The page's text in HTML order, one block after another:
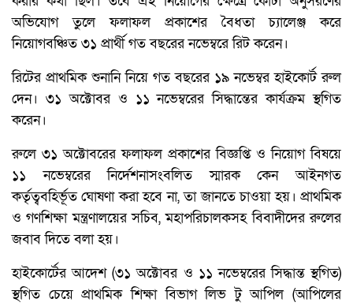
অভিযোগ তুলে ফলাফল প্রকাশের বৈধতা চ্যালেঞ্জ করে
নিয়োগবঞ্চিত ৩১ প্রার্থী গত বছরের নভেম্বরে রিট করেন।
রিটের প্রাথমিক শুনানি নিয়ে গত বছরের ১৯ নভেম্বর হাইকোর্ট রুল
দেন। ৩১ অক্টোবর ও ১১ নভেম্বরের সিদ্ধান্তের কার্যক্রম স্থগিত
করেন।
রুলে ৩১ অক্টোবরের ফলাফল প্রকাশের বিজ্ঞপ্তি ও নিয়োগ বিষয়ে
১১ নভেম্বরের নির্দেশনাসংবলিত স্মারক কেন আইনগত
কর্তৃত্ববহির্ভূত ঘোষণা করা হবে না, তা জানতে চাওয়া হয়। প্রাথমিক
ও গণশিক্ষা মন্ত্রণালয়ের সচিব, মহাপরিচালকসহ বিবাদীদের রুলের
জবাব দিতে বলা হয়।
হাইকোর্টের আদেশ (৩১ অক্টোবর ও ১১ নভেম্বরের সিদ্ধান্ত স্থগিত)
স্থগিত চেয়ে প্রাথমিক শিক্ষা বিভাগ লিভ টু আপিল (আপিলের